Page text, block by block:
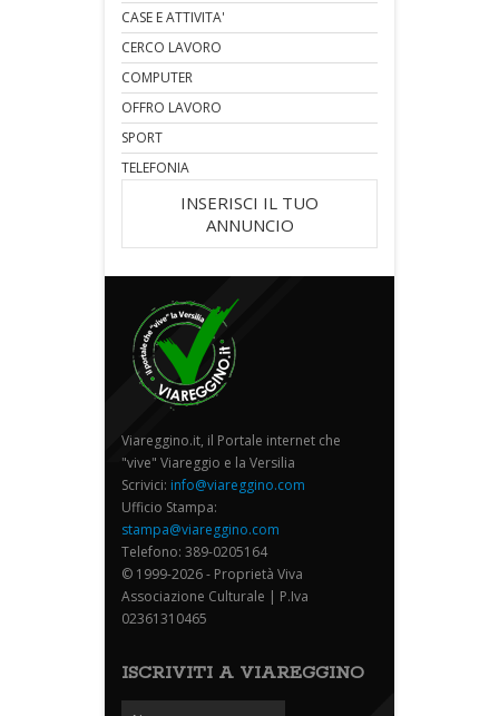
CASE E ATTIVITA'
CERCO LAVORO
COMPUTER
OFFRO LAVORO
SPORT
TELEFONIA
INSERISCI IL TUO
ANNUNCIO
Viareggino.it, il Portale internet che
"vive" Viareggio e la Versilia
Scrivici: info@viareggino.com
Ufficio Stampa:
stampa@viareggino.com
Telefono: 389-0205164
© 1999-2026 - Proprietà Viva
Associazione Culturale | P.Iva
02361310465
ISCRIVITI A VIAREGGINO